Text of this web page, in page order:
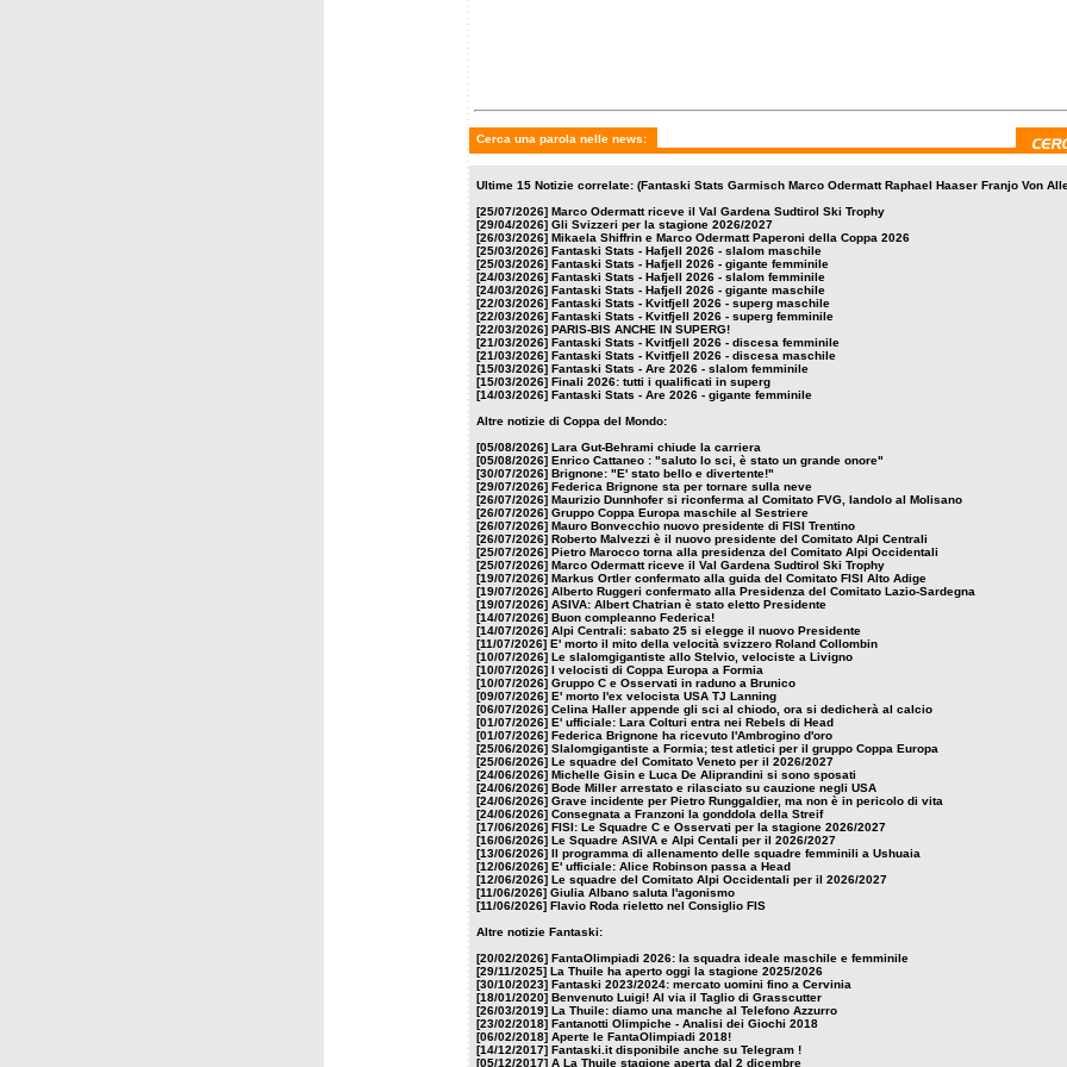
Cerca una parola nelle news:
Ultime 15 Notizie correlate: (Fantaski Stats Garmisch Marco Odermatt Raphael Haaser Franjo Von
[25/07/2026] Marco Odermatt riceve il Val Gardena Sudtirol Ski Trophy
[29/04/2026] Gli Svizzeri per la stagione 2026/2027
[26/03/2026] Mikaela Shiffrin e Marco Odermatt Paperoni della Coppa 2026
[25/03/2026] Fantaski Stats - Hafjell 2026 - slalom maschile
[25/03/2026] Fantaski Stats - Hafjell 2026 - gigante femminile
[24/03/2026] Fantaski Stats - Hafjell 2026 - slalom femminile
[24/03/2026] Fantaski Stats - Hafjell 2026 - gigante maschile
[22/03/2026] Fantaski Stats - Kvitfjell 2026 - superg maschile
[22/03/2026] Fantaski Stats - Kvitfjell 2026 - superg femminile
[22/03/2026] PARIS-BIS ANCHE IN SUPERG!
[21/03/2026] Fantaski Stats - Kvitfjell 2026 - discesa femminile
[21/03/2026] Fantaski Stats - Kvitfjell 2026 - discesa maschile
[15/03/2026] Fantaski Stats - Are 2026 - slalom femminile
[15/03/2026] Finali 2026: tutti i qualificati in superg
[14/03/2026] Fantaski Stats - Are 2026 - gigante femminile
Altre notizie di Coppa del Mondo:
[05/08/2026] Lara Gut-Behrami chiude la carriera
[05/08/2026] Enrico Cattaneo : "saluto lo sci, è stato un grande onore"
[30/07/2026] Brignone: "E' stato bello e divertente!"
[29/07/2026] Federica Brignone sta per tornare sulla neve
[26/07/2026] Maurizio Dunnhofer si riconferma al Comitato FVG, Iandolo al Molisano
[26/07/2026] Gruppo Coppa Europa maschile al Sestriere
[26/07/2026] Mauro Bonvecchio nuovo presidente di FISI Trentino
[26/07/2026] Roberto Malvezzi è il nuovo presidente del Comitato Alpi Centrali
[25/07/2026] Pietro Marocco torna alla presidenza del Comitato Alpi Occidentali
[25/07/2026] Marco Odermatt riceve il Val Gardena Sudtirol Ski Trophy
[19/07/2026] Markus Ortler confermato alla guida del Comitato FISI Alto Adige
[19/07/2026] Alberto Ruggeri confermato alla Presidenza del Comitato Lazio-Sardegna
[19/07/2026] ASIVA: Albert Chatrian è stato eletto Presidente
[14/07/2026] Buon compleanno Federica!
[14/07/2026] Alpi Centrali: sabato 25 si elegge il nuovo Presidente
[11/07/2026] E' morto il mito della velocità svizzero Roland Collombin
[10/07/2026] Le slalomgigantiste allo Stelvio, velociste a Livigno
[10/07/2026] I velocisti di Coppa Europa a Formia
[10/07/2026] Gruppo C e Osservati in raduno a Brunico
[09/07/2026] E' morto l'ex velocista USA TJ Lanning
[06/07/2026] Celina Haller appende gli sci al chiodo, ora si dedicherà al calcio
[01/07/2026] E' ufficiale: Lara Colturi entra nei Rebels di Head
[01/07/2026] Federica Brignone ha ricevuto l'Ambrogino d'oro
[25/06/2026] Slalomgigantiste a Formia; test atletici per il gruppo Coppa Europa
[25/06/2026] Le squadre del Comitato Veneto per il 2026/2027
[24/06/2026] Michelle Gisin e Luca De Aliprandini si sono sposati
[24/06/2026] Bode Miller arrestato e rilasciato su cauzione negli USA
[24/06/2026] Grave incidente per Pietro Runggaldier, ma non è in pericolo di vita
[24/06/2026] Consegnata a Franzoni la gonddola della Streif
[17/06/2026] FISI: Le Squadre C e Osservati per la stagione 2026/2027
[16/06/2026] Le Squadre ASIVA e Alpi Centali per il 2026/2027
[13/06/2026] Il programma di allenamento delle squadre femminili a Ushuaia
[12/06/2026] E' ufficiale: Alice Robinson passa a Head
[12/06/2026] Le squadre del Comitato Alpi Occidentali per il 2026/2027
[11/06/2026] Giulia Albano saluta l'agonismo
[11/06/2026] Flavio Roda rieletto nel Consiglio FIS
Altre notizie Fantaski:
[20/02/2026] FantaOlimpiadi 2026: la squadra ideale maschile e femminile
[29/11/2025] La Thuile ha aperto oggi la stagione 2025/2026
[30/10/2023] Fantaski 2023/2024: mercato uomini fino a Cervinia
[18/01/2020] Benvenuto Luigi! Al via il Taglio di Grasscutter
[26/03/2019] La Thuile: diamo una manche al Telefono Azzurro
[23/02/2018] Fantanotti Olimpiche - Analisi dei Giochi 2018
[06/02/2018] Aperte le FantaOlimpiadi 2018!
[14/12/2017] Fantaski.it disponibile anche su Telegram !
[05/12/2017] A La Thuile stagione aperta dal 2 dicembre